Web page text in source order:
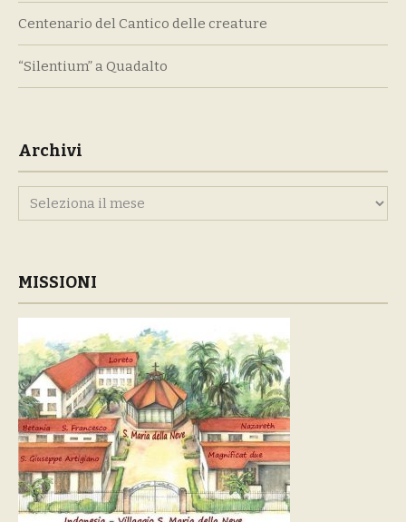
Centenario del Cantico delle creature
“Silentium” a Quadalto
Archivi
Archivi
MISSIONI